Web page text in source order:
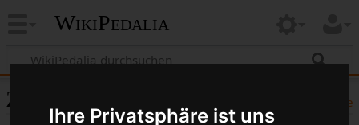
Ihre Privatsphäre ist uns
WikiPedalia
Hilfe
Zitierhilfe